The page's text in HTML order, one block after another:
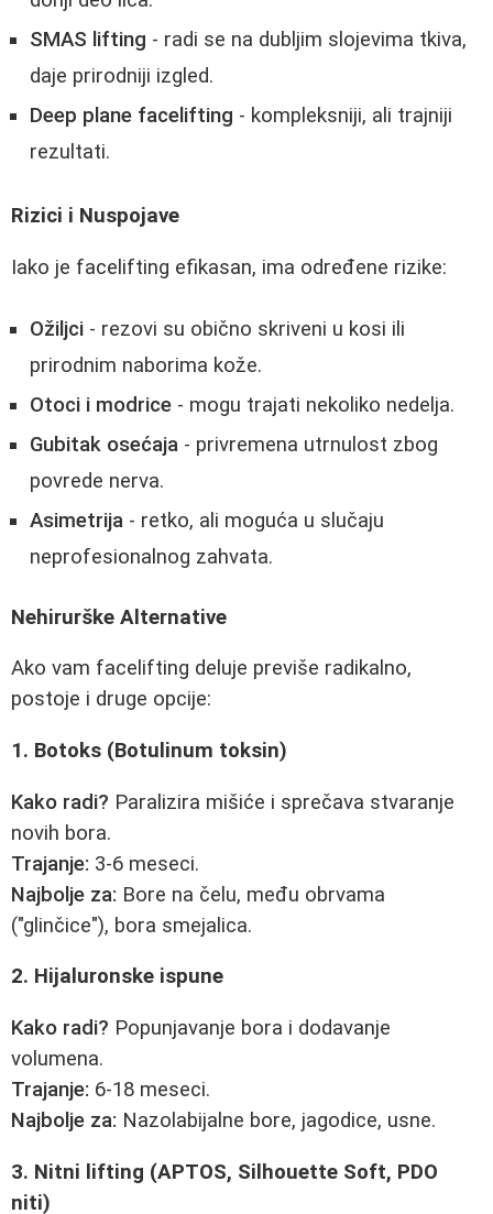
SMAS lifting - radi se na dubljim slojevima tkiva,
daje prirodniji izgled.
Deep plane facelifting - kompleksniji, ali trajniji
rezultati.
Rizici i Nuspojave
Iako je facelifting efikasan, ima određene rizike:
Ožiljci - rezovi su obično skriveni u kosi ili
prirodnim naborima kože.
Otoci i modrice - mogu trajati nekoliko nedelja.
Gubitak osećaja - privremena utrnulost zbog
povrede nerva.
Asimetrija - retko, ali moguća u slučaju
neprofesionalnog zahvata.
Nehirurške Alternative
Ako vam facelifting deluje previše radikalno,
postoje i druge opcije:
1. Botoks (Botulinum toksin)
Kako radi? Paralizira mišiće i sprečava stvaranje
novih bora.
Trajanje: 3-6 meseci.
Najbolje za: Bore na čelu, među obrvama
("glinčice"), bora smejalica.
2. Hijaluronske ispune
Kako radi? Popunjavanje bora i dodavanje
volumena.
Trajanje: 6-18 meseci.
Najbolje za: Nazolabijalne bore, jagodice, usne.
3. Nitni lifting (APTOS, Silhouette Soft, PDO
niti)